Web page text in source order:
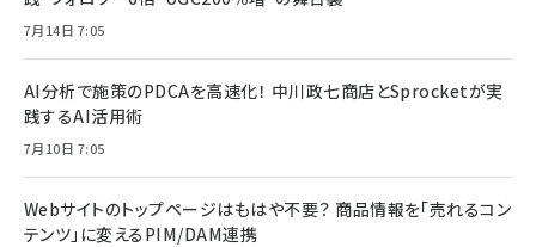
7月14日 7:05
AI分析で施策のPDCAを高速化！ 中川政七商店とSprocketが実
践するAI活用術
7月10日 7:05
Webサイトのトップページはもはや不要？ 商品情報を「売れるコン
テンツ」に変えるPIM/DAM連携